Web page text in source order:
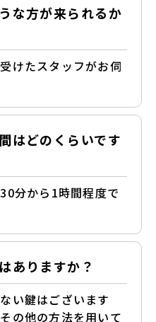
な方が来られるか
けたスタッフがお伺
はどのくらいです
分から1時間程度で
ありますか？
い鍵はございます
の他の方法を用いて